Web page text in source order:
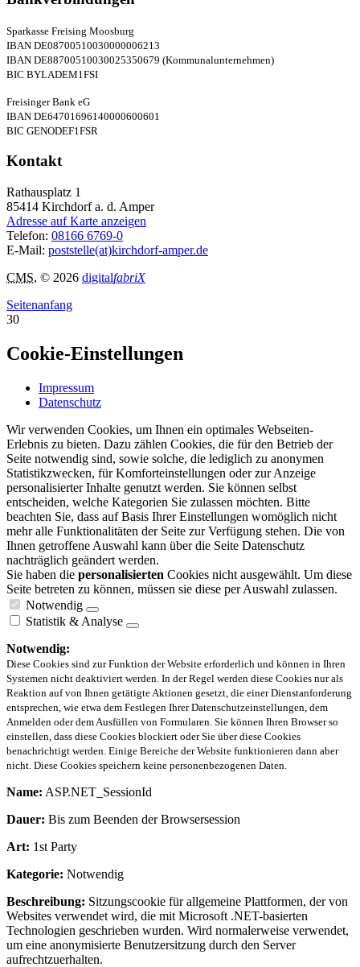
Sparkasse Freising Moosburg
IBAN DE08700510030000006213
IBAN DE88700510030025350679 (Kommunalunternehmen)
BIC BYLADEM1FSI
Freisinger Bank eG
IBAN DE64701696140000600601
BIC GENODEF1FSR
Kontakt
Rathausplatz 1
85414 Kirchdorf a. d. Amper
Adresse auf Karte anzeigen
Telefon: 08166 6769-0
E-Mail: poststelle(at)kirchdorf-amper.de
CMS, © 2026 digitalfabriX
Seitenanfang
30
Cookie-Einstellungen
Impressum
Datenschutz
Wir verwenden Cookies, um Ihnen ein optimales Webseiten-
Erlebnis zu bieten. Dazu zählen Cookies, die für den Betrieb der
Seite notwendig sind, sowie solche, die lediglich zu anonymen
Statistikzwecken, für Komforteinstellungen oder zur Anzeige
personalisierter Inhalte genutzt werden. Sie können selbst
entscheiden, welche Kategorien Sie zulassen möchten. Bitte
beachten Sie, dass auf Basis Ihrer Einstellungen womöglich nicht
mehr alle Funktionalitäten der Seite zur Verfügung stehen. Die von
Ihnen getroffene Auswahl kann über die Seite Datenschutz
nachträglich geändert werden.
Sie haben die personalisierten Cookies nicht ausgewählt. Um diese
Seite betreten zu können, müssen sie diese per Auswahl zulassen.
Notwendig
Statistik & Analyse
Notwendig:
Diese Cookies sind zur Funktion der Website erforderlich und können in Ihren
Systemen nicht deaktiviert werden. In der Regel werden diese Cookies nur als
Reaktion auf von Ihnen getätigte Aktionen gesetzt, die einer Dienstanforderung
entsprechen, wie etwa dem Festlegen Ihrer Datenschutzeinstellungen, dem
Anmelden oder dem Ausfüllen von Formularen. Sie können Ihren Browser so
einstellen, dass diese Cookies blockiert oder Sie über diese Cookies
benachrichtigt werden. Einige Bereiche der Website funktionieren dann aber
nicht. Diese Cookies speichern keine personenbezogenen Daten.
Name: ASP.NET_SessionId
Dauer: Bis zum Beenden der Browsersession
Art: 1st Party
Kategorie: Notwendig
Beschreibung: Sitzungscookie für allgemeine Plattformen, der von
Websites verwendet wird, die mit Microsoft .NET-basierten
Technologien geschrieben wurden. Wird normalerweise verwendet,
um eine anonymisierte Benutzersitzung durch den Server
aufrechtzuerhalten.